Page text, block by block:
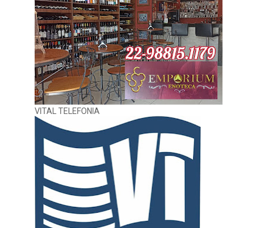
VITAL TELEFONIA